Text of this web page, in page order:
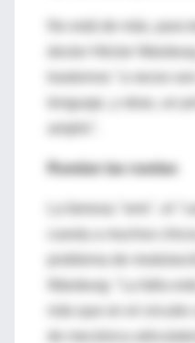
lenguaje, y otras, un
Ruedan las ruedas
cuesta a muchos
más que en el circuito